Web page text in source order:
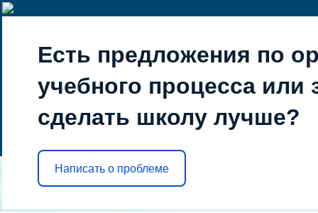
Есть предложения по
учебного процесса или
сделать школу лучше?
Написать о проблеме